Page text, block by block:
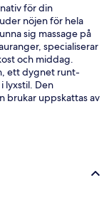
för din
nöjen för hela
sig massage på
specialiserar
och middag.
ett dygnet runt-
lyxstil. Den
brukar uppskattas av
Beach